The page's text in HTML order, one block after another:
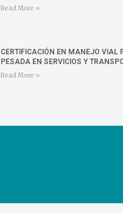
Read More »
CERTIFICACIÓN EN MANEJO VIAL
PESADA EN SERVICIOS Y
Read More »